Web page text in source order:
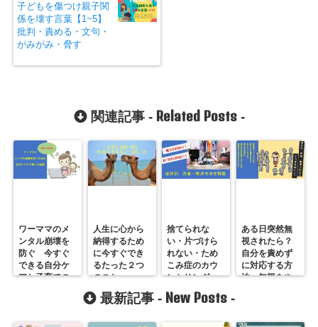
子どもを傷つけ親子関
係を壊す言葉【1~5】
批判・責める・文句・
がみがみ・脅す
関連記事 - Related Posts-
ワーママのメ
ンタル崩壊を
防ぐ 今すぐ
できる自分ケ
アと子育ての
人生に心から
納得するため
に今すぐでき
るたった２つ
のこと
捨てられな
い・片づけら
れない・ため
こみ症のカウ
ンセリング
ある日突然無
視されたら？
自分を責めず
に対応する方
法・無視をや
最新記事 - New Posts -